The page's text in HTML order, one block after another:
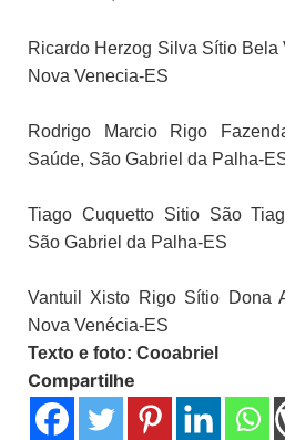
Ricardo Herzog Silva Sítio Bela
Nova Venecia-ES
Rodrigo Marcio Rigo
Saúde, São Gabriel da Palha-
Tiago Cuquetto Sitio São
São Gabriel da Palha-ES
Vantuil Xisto Rigo Sítio Dona
Nova Venécia-ES
Texto e foto: Cooabriel
Compartilhe